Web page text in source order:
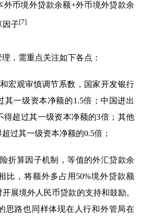
外币境外贷款余额+外币境外贷款余
因子[7]
，需重点关注如下各点：
宏观审慎调节系数，国家开发银行
其一级资本净额的1.5倍；中国进出
得超过其一级资本净额的3倍；其他
过其一级资本净额的0.5倍；
折算因子机制，等值的外汇贷款余
比，将额外多占用50%境外贷款额
展境外人民币贷款的支持和鼓励。
思路也同样体现在人行和外管局在